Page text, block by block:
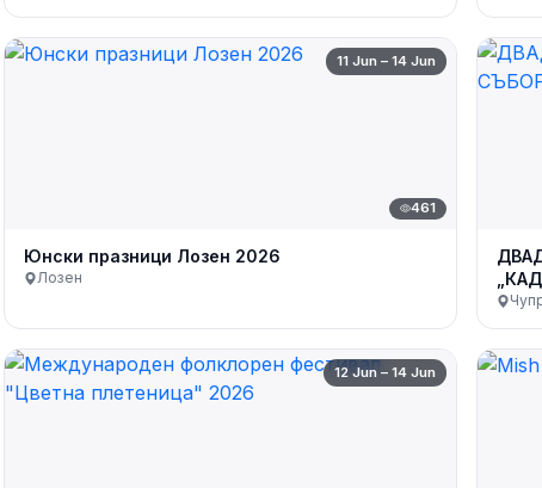
11 Jun – 14 Jun
461
Юнски празници Лозен 2026
Лозен
12 Jun – 14 Jun